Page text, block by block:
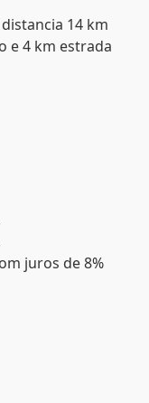
14 km
e 4 km estrada
juros de 8%